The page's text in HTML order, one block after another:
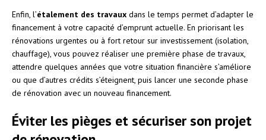
Enfin, l’étalement des travaux dans le temps permet d’adapter le
financement à votre capacité d’emprunt actuelle. En priorisant les
rénovations urgentes ou à fort retour sur investissement (isolation,
chauffage), vous pouvez réaliser une première phase de travaux,
attendre quelques années que votre situation financière s’améliore
ou que d’autres crédits s’éteignent, puis lancer une seconde phase
de rénovation avec un nouveau financement.
Éviter les pièges et sécuriser son projet